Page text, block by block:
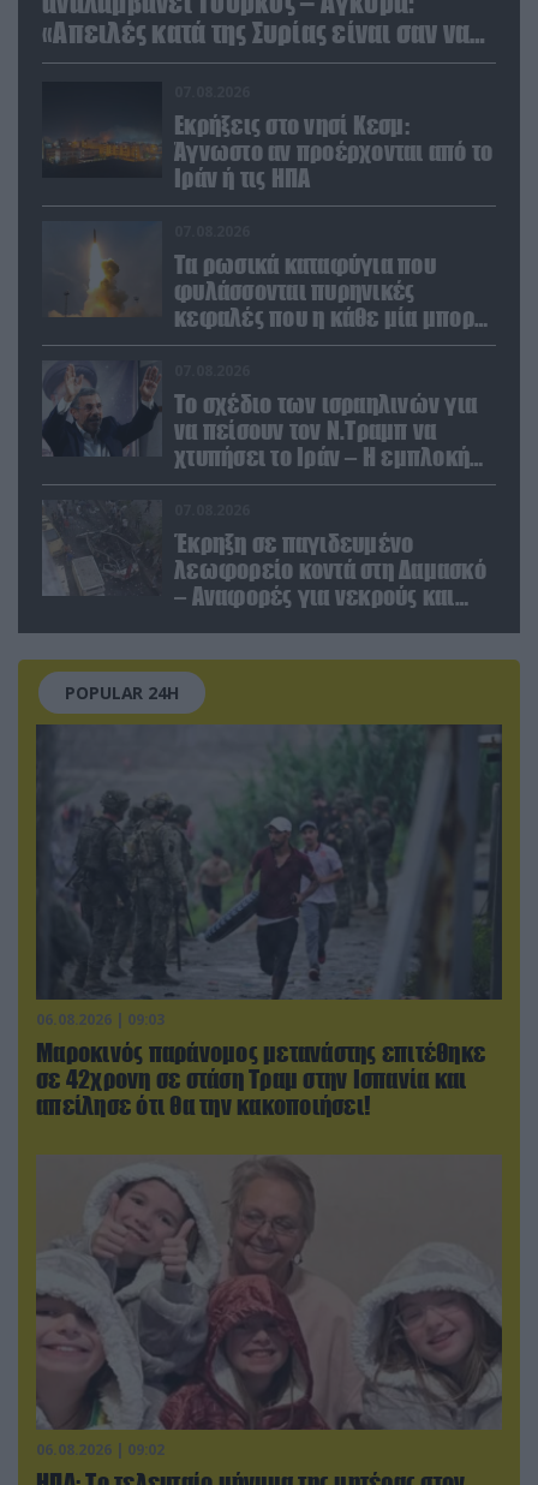
«Απειλές κατά της Συρίας είναι σαν να
απειλούν εμάς»
Εκρήξεις στο νησί Κεσμ:
Άγνωστο αν προέρχονται από το
Ιράν ή τις ΗΠΑ
Τα ρωσικά καταφύγια που
φυλάσσονται πυρηνικές
κεφαλές που η κάθε μία μπορεί
να καταστρέψει «μία
Το σχέδιο των ισραηλινών για
να πείσουν τον Ν.Τραμπ να
χτυπήσει το Ιράν – Η εμπλοκή
του Μ.Αχμαντινετζάντ
Έκρηξη σε παγιδευμένο
λεωφορείο κοντά στη Δαμασκό
– Αναφορές για νεκρούς και
POPULAR 24H
06.08.2026 | 09:03
Μαροκινός παράνομος μετανάστης επιτέθηκε
σε 42χρονη σε στάση Τραμ στην Ισπανία και
απείλησε ότι θα την κακοποιήσει!
06.08.2026 | 09:02